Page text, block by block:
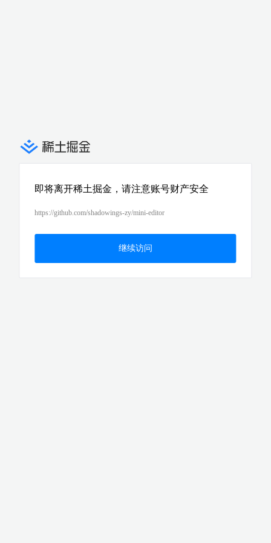
即将离开稀土掘金，请注意账号财产安全
https://github.com/shadowings-zy/mini-editor
继续访问